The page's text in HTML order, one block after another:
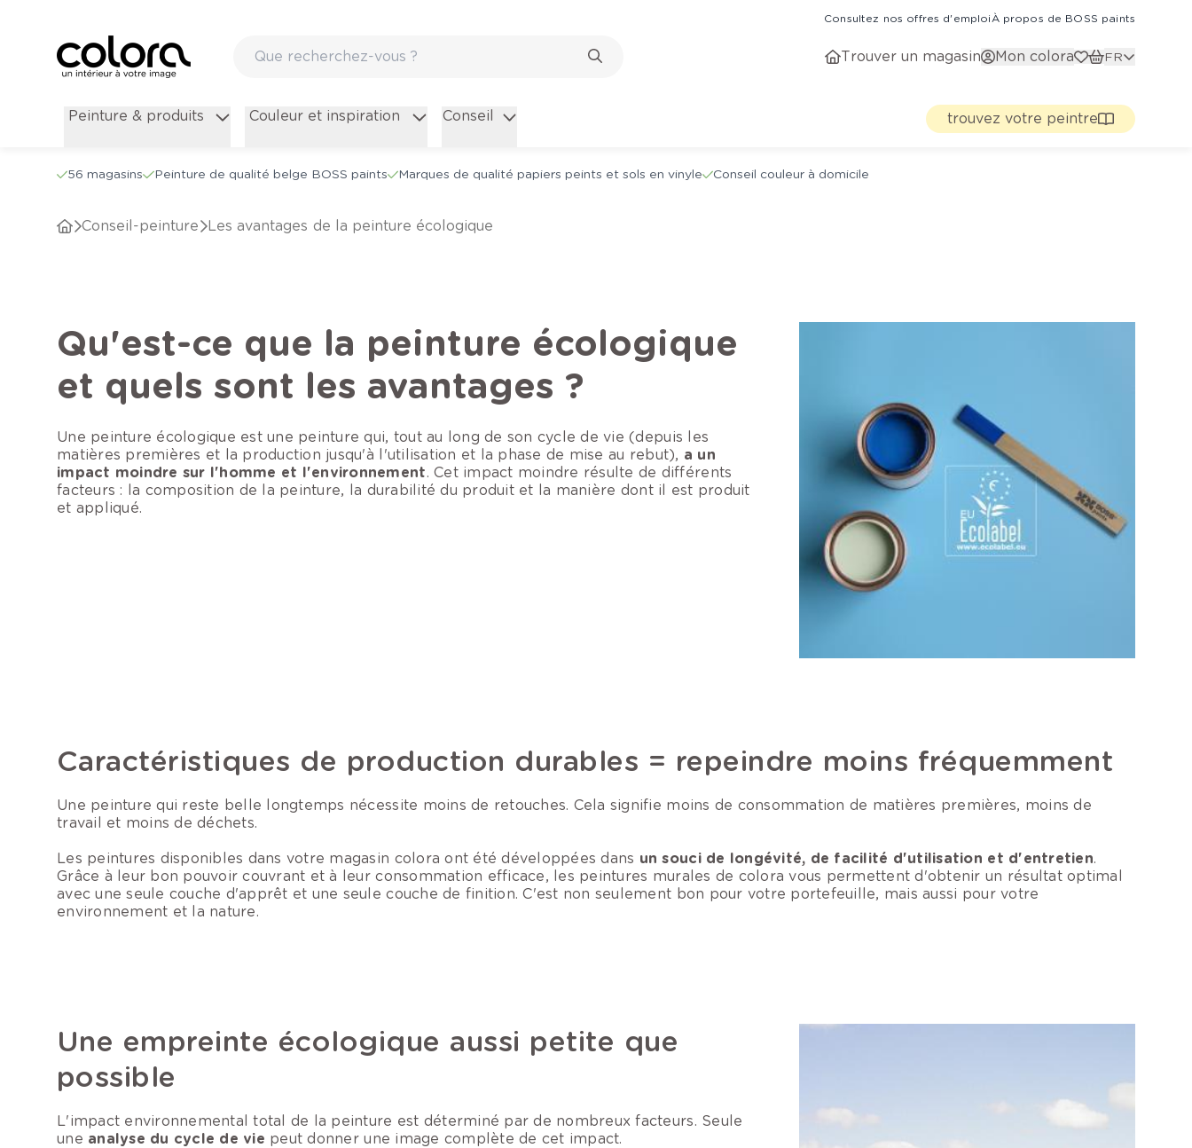
Consultez nos offres d'emploiÀ propos de BOSS paints
Trouver un magasin Mon colora FR
Peinture & produits Couleur et inspiration Conseil trouvez votre peintre
56 magasins Peinture de qualité belge BOSS paints Marques de qualité papiers peints et sols en vinyle Conseil couleur à domicile
conseil-peinture Les avantages de la peinture écologique
Qu'est-ce que la peinture écologique
et quels sont les avantages ?
Une peinture écologique est une peinture qui, tout au long de son cycle de vie (depuis les
matières premières et la production jusqu'à l'utilisation et la phase de mise au rebut), a un
impact moindre sur l'homme et l'environnement. Cet impact moindre résulte de différents
facteurs : la composition de la peinture, la durabilité du produit et la manière dont il est produit
et appliqué.
Caractéristiques de production durables = repeindre moins fréquemment
Une peinture qui reste belle longtemps nécessite moins de retouches. Cela signifie moins de consommation de matières premières, moins de
travail et moins de déchets.
Les peintures disponibles dans votre magasin colora ont été développées dans un souci de longévité, de facilité d'utilisation et d'entretien.
Grâce à leur bon pouvoir couvrant et à leur consommation efficace, les peintures murales de colora vous permettent d'obtenir un résultat optimal
avec une seule couche d'apprêt et une seule couche de finition. C'est non seulement bon pour votre portefeuille, mais aussi pour votre
environnement et la nature.
Une empreinte écologique aussi petite que
possible
L'impact environnemental total de la peinture est déterminé par de nombreux facteurs. Seule
une analyse du cycle de vie peut donner une image complète de cet impact.